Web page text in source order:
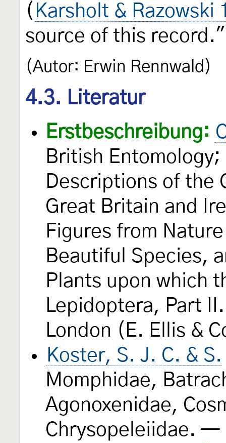
( Karsholt & Razowski
source of this record."
(Autor: Erwin Rennwald)
4.3. Literatur
Erstbeschreibung:
British
Descriptions of the
Great Britain and
Figures from
Beautiful Species,
Plants upon which
Lepidoptera, Part
London (E. Ellis &
Koster, S. J. C. & S.
Momphidae,
Agonoxenidae,
Chrysopeleiidae.